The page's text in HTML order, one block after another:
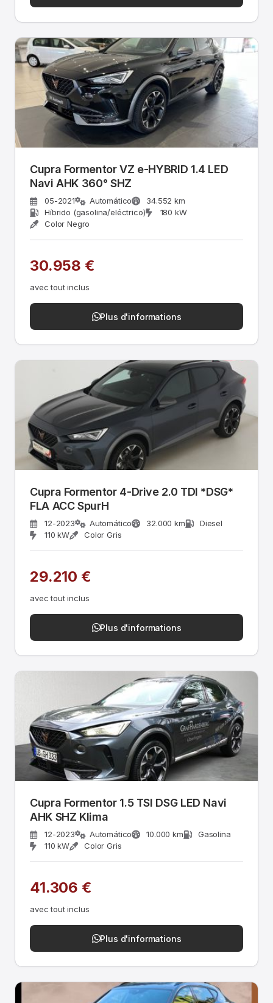
Cupra Formentor VZ e-HYBRID 1.4 LED
Navi AHK 360° SHZ
05-2021 Automático
34.552 km
Híbrido (gasolina/eléctrico)
180 kW
Color Negro
30.958 €
avec tout inclus
Plus d'informations
Cupra Formentor 4-Drive 2.0 TDI *DSG*
FLA ACC SpurH
12-2023 Automático 32.000 km
Diesel
110 kW
Color Gris
29.210 €
avec tout inclus
Plus d'informations
Cupra Formentor 1.5 TSI DSG LED Navi
AHK SHZ Klima
12-2023 Automático 10.000 km
Gasolina
110 kW
Color Gris
41.306 €
avec tout inclus
Plus d'informations